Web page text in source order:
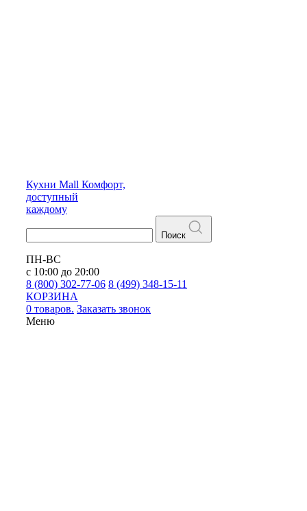
Кухни Mall Комфорт,
доступный
каждому
Поиск
ПН-ВС
с 10:00 до 20:00
8 (800) 302-77-06 8 (499) 348-15-11
КОРЗИНА
0 товаров. Заказать звонок
Меню